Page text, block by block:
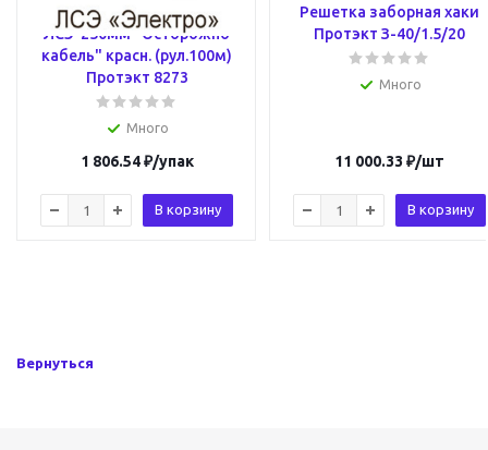
Лента сигнальная
ЛСЭ-250мм "Осторожно
кабель" красн. (рул.100м)
Протэкт 8273
Много
1 806.54₽/упак
В корзину
Решетка заборная хаки
Протэкт З-40/1.5/20
Много
11 000.33 ₽/шт
В корзину
Вернуться